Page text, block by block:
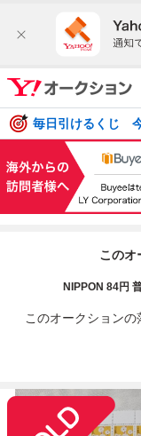
毎日引けるくじ
このオ
NIPPON 84円
このオークションの